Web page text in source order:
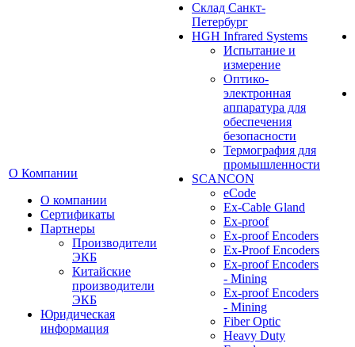
О Компании
О компании
Сертификаты
Партнеры
Производители
ЭКБ
Китайские
производители
ЭКБ
Юридическая
информация
Cклад Санкт-
Петербург
HGH Infrared Systems
Испытание и
измерение
Оптико-
электронная
аппаратура для
обеспечения
безопасности
Термография для
промышленности
SCANCON
eCode
Ex-Cable Gland
Ex-proof
Ex-proof Encoders
Ex-Proof Encoders
Ex-proof Encoders
- Mining
Ex-proof Encoders
- Mining
Fiber Optic
Heavy Duty